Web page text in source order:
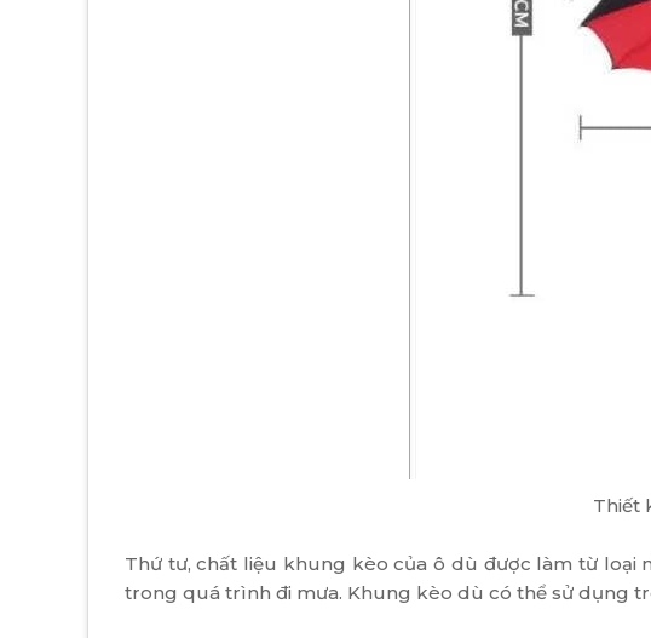
Thiết
Thứ tư, chất liệu khung kèo của ô dù được làm từ loại
trong quá trình đi mưa. Khung kèo dù có thể sử dụng